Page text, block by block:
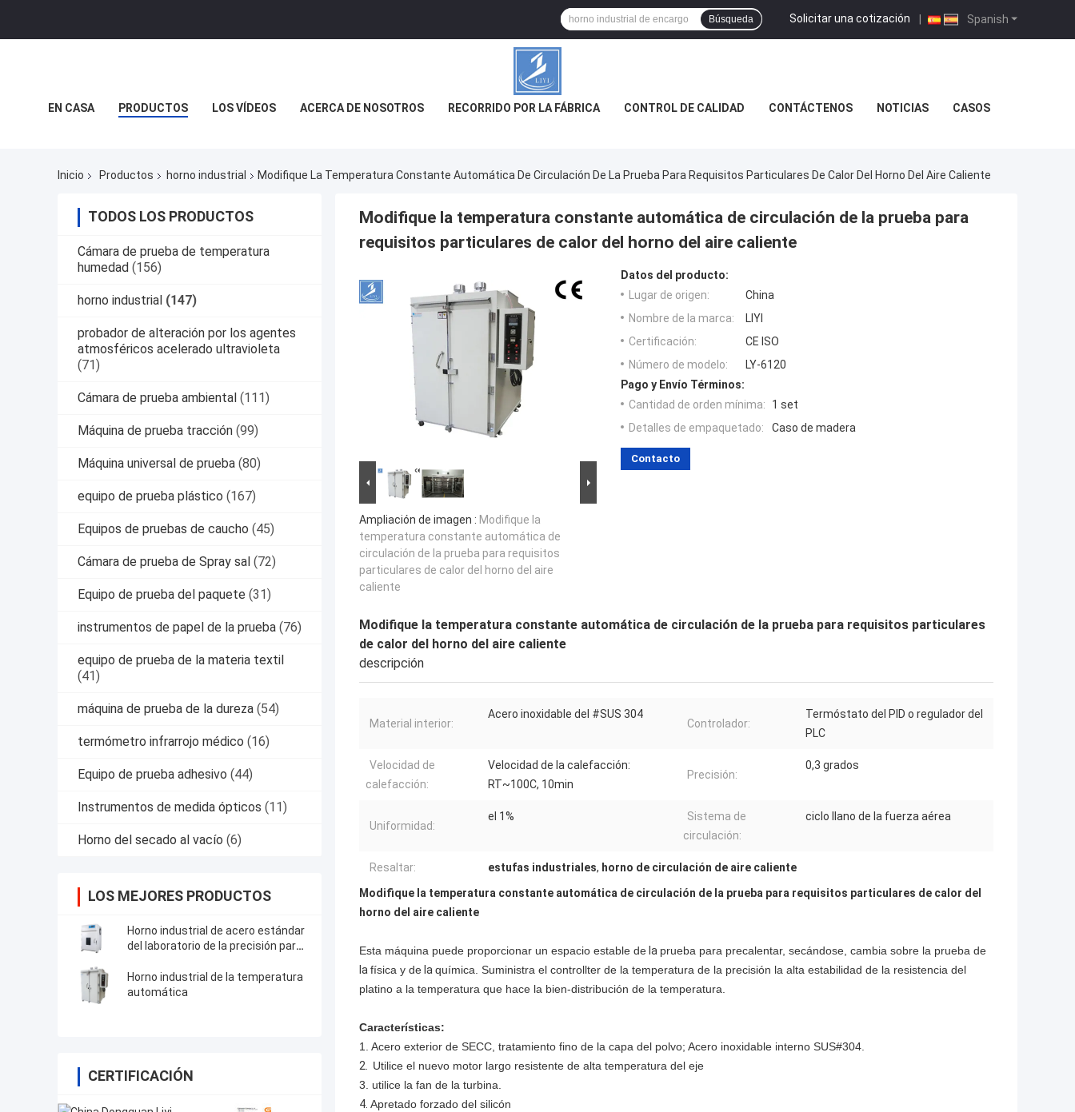
Spanish
Solicitar una cotización |
Búsqueda
EN CASA PRODUCTOS LOS VÍDEOS ACERCA DE NOSOTROS RECORRIDO POR LA FÁBRICA CONTROL DE CALIDAD CONTÁCTENOS NOTICIAS CASOS
Inicio Productos horno industrial Modifique La Temperatura Constante Automática De Circulación De La Prueba Para Requisitos Particulares De Calor Del Horno Del Aire Caliente
TODOS LOS PRODUCTOS
Cámara de prueba de temperatura
humedad (156)
horno industrial (147)
probador de alteración por los agentes
atmosféricos acelerado ultravioleta
(71)
Cámara de prueba ambiental (111)
Máquina de prueba tracción (99)
Máquina universal de prueba (80)
equipo de prueba plástico (167)
Equipos de pruebas de caucho (45)
Cámara de prueba de Spray sal (72)
Equipo de prueba del paquete (31)
instrumentos de papel de la prueba (76)
equipo de prueba de la materia textil
(41)
máquina de prueba de la dureza (54)
termómetro infrarrojo médico (16)
Equipo de prueba adhesivo (44)
Instrumentos de medida ópticos (11)
Horno del secado al vacío (6)
LOS MEJORES PRODUCTOS
Horno industrial de acero estándar
del laboratorio de la precisión para
resistencia del envejecimiento
Horno industrial de la temperatura
automática
CERTIFICACIÓN
Modifique la temperatura constante automática de circulación de la prueba para
requisitos particulares de calor del horno del aire caliente
Ampliación de imagen : Modifique la
temperatura constante automática de
circulación de la prueba para requisitos
particulares de calor del horno del aire
caliente
Datos del producto:
Lugar de origen:
China
Nombre de la marca:
LIYI
Certificación:
CE ISO
Número de modelo:
LY-6120
Pago y Envío Términos:
Cantidad de orden mínima:
1 set
Detalles de empaquetado:
Caso de madera
Contacto
Modifique la temperatura constante automática de circulación de la prueba para requisitos particulares
de calor del horno del aire caliente
descripción
Material interior:
Acero inoxidable del #SUS 304
Controlador:
Termóstato del PID o regulador del
PLC
Velocidad de
calefacción:
Velocidad de la calefacción:
RT~100C, 10min
Precisión:
0,3 grados
Uniformidad:
el 1%
Sistema de
circulación:
ciclo llano de la fuerza aérea
Resaltar: estufas industriales, horno de circulación de aire caliente
Modifique la temperatura constante automática de circulación de la prueba para requisitos particulares de calor del
horno del aire caliente
Esta máquina puede proporcionar un espacio estable de la prueba para precalentar, secándose, cambia sobre la prueba de
lafísica y de laquímica. Suministra el controllter de la temperatura de la precisión la alta estabilidad de la resistencia del
platino a la temperatura que hace la bien-distribución de la temperatura.
Características:
1. Acero exterior de SECC, tratamiento fino de la capa del polvo; Acero inoxidable interno SUS#304.
2. Utilice el nuevo motor largo resistente de alta temperatura del eje
3. utilice la fan de la turbina.
4. Apretado forzado del silicón